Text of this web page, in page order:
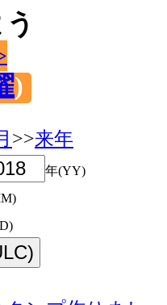
)
>>来年
年(YY)